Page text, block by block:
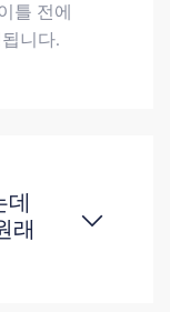
틀 전에
니다.
래